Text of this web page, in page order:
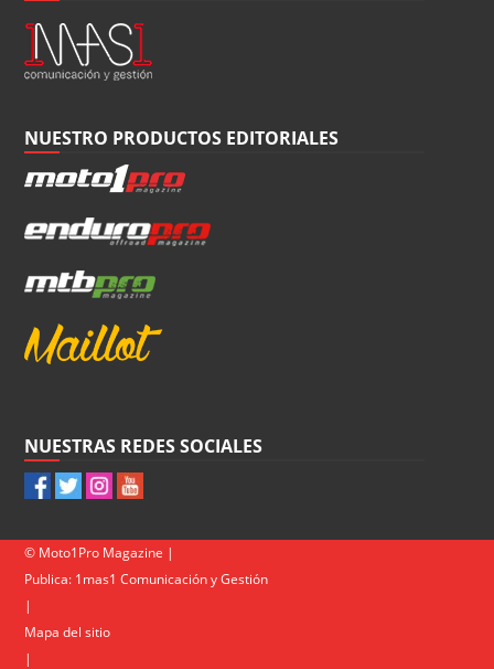
NUESTRO PRODUCTOS EDITORIALES
NUESTRAS REDES SOCIALES
© Moto1Pro Magazine |
Publica: 1mas1 Comunicación y Gestión
|
Mapa del sitio
|